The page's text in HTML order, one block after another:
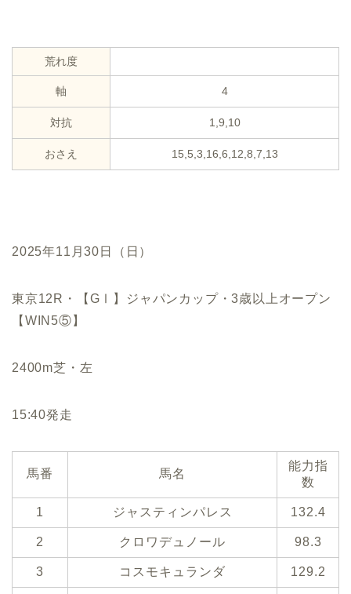
荒れ度
軸 4
対抗 1,9,10
おさえ 15,5,3,16,6,12,8,7,13
2025年11月30日（日）
東京12R・【GⅠ】ジャパンカップ・3歳以上オープン
【WIN5⑤】
2400m芝・左
15:40発走
馬番 馬名
能力指
数
1 ジャスティンパレス 132.4
2 クロワデュノール 98.3
3 コスモキュランダ 129.2